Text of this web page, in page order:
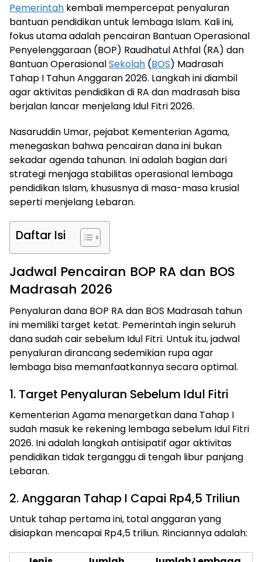
Pemerintah kembali mempercepat penyaluran
bantuan pendidikan untuk lembaga Islam. Kali ini,
fokus utama adalah pencairan Bantuan Operasional
Penyelenggaraan (BOP) Raudhatul Athfal (RA) dan
Bantuan OperasionalSekolah (BOS) Madrasah
Tahap I Tahun Anggaran 2026. Langkah ini diambil
agar aktivitas pendidikan di RA dan madrasah bisa
berjalan lancar menjelang Idul Fitri 2026.
Nasaruddin Umar, pejabat Kementerian Agama,
menegaskan bahwa pencairan dana ini bukan
sekadar agenda tahunan. Ini adalah bagian dari
strategi menjaga stabilitas operasional lembaga
pendidikan Islam, khususnya di masa-masa krusial
seperti menjelang Lebaran.
Daftar Isi
Jadwal Pencairan BOP RA dan BOS
Madrasah 2026
Penyaluran dana BOP RA dan BOS Madrasah tahun
ini memiliki target ketat. Pemerintah ingin seluruh
dana sudah cair sebelum Idul Fitri. Untuk itu, jadwal
penyaluran dirancang sedemikian rupa agar
lembaga bisa memanfaatkannya secara optimal.
1. Target Penyaluran Sebelum Idul Fitri
Kementerian Agama menargetkan dana Tahap I
sudah masuk ke rekening lembaga sebelum Idul Fitri
2026. Ini adalah langkah antisipatif agar aktivitas
pendidikan tidak terganggu di tengah libur panjang
Lebaran.
2. Anggaran Tahap I Capai Rp4,5 Triliun
Untuk tahap pertama ini, total anggaran yang
disiapkan mencapai Rp4,5 triliun. Rinciannya adalah: